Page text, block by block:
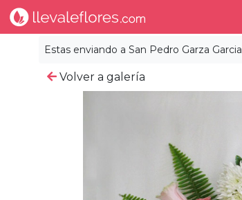
Estas enviando a San Pedro Garza Garcia
Volver a galería